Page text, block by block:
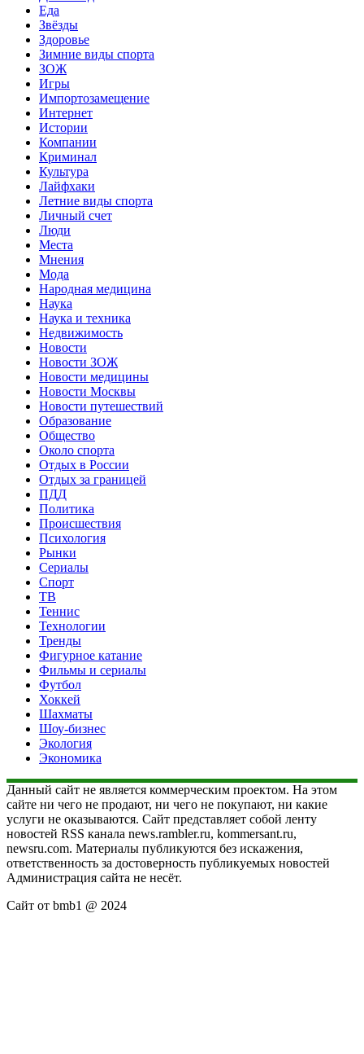
Еда
Звёзды
Здоровье
Зимние виды спорта
ЗОЖ
Игры
Импортозамещение
Интернет
Истории
Компании
Криминал
Культура
Лайфхаки
Летние виды спорта
Личный счет
Люди
Места
Мнения
Мода
Народная медицина
Наука
Наука и техника
Недвижимость
Новости
Новости ЗОЖ
Новости медицины
Новости Москвы
Новости путешествий
Образование
Общество
Около спорта
Отдых в России
Отдых за границей
ПДД
Политика
Происшествия
Психология
Рынки
Сериалы
Спорт
ТВ
Теннис
Технологии
Тренды
Фигурное катание
Фильмы и сериалы
Футбол
Хоккей
Шахматы
Шоу-бизнес
Экология
Экономика
Данный сайт не является коммерческим проектом. На этом
сайте ни чего не продают, ни чего не покупают, ни какие
услуги не оказываются. Сайт представляет собой ленту
новостей RSS канала news.rambler.ru, kommersant.ru,
newsru.com. Материалы публикуются без искажения,
ответственность за достоверность публикуемых новостей
Администрация сайта не несёт.
Сайт от bmb1 @ 2024